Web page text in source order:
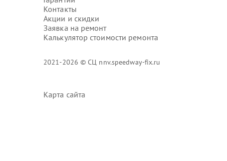
Контакты
Акции и скидки
Заявка на ремонт
Калькулятор стоимости ремонта
2021-2026 © СЦ nnv.speedway-fix.ru
Карта сайта